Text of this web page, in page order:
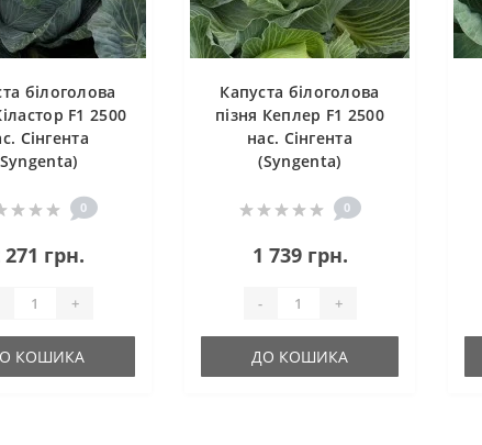
білоголова
F1 2500
Сінгента
0
271 грн.
+
КОШИКА
Капуста білоголова
пізня Кеплер F1 2500
нас. Сінгента
(Syngenta)
0
1 739 грн.
- +
ДО КОШИКА